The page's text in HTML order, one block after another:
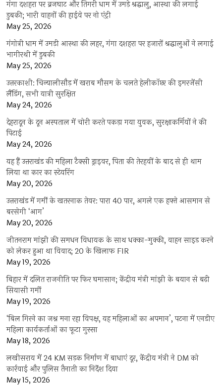
गंगा दशहरा पर ब्रजघाट और तिगरी धाम में उमड़े श्रद्धालु, आस्था की लगाई
डुबकी; भारी वाहनों की हाईवे पर नो एंट्री
May 25, 2026
गंगोत्री धाम में उमड़ी आस्था की लहर, गंगा दशहरा पर हजारों श्रद्धालुओं ने लगाई
भागीरथी में डुबकी
May 25, 2026
उत्तरकाशी: चिन्यालीसौड़ में खराब मौसम के चलते हेलीकॉप्टर की इमरजेंसी
लैंडिंग, सभी यात्री सुरक्षित
May 24, 2026
देहरादून के दून अस्पताल में चोरी करते पकड़ा गया युवक, सुरक्षाकर्मियों ने की
पिटाई
May 24, 2026
यह हैं उत्तराखंड की महिला टैक्सी ड्राइवर, पिता की तेरहवीं के बाद से ही थाम
लिया था कार का स्टेयरिंग
May 20, 2026
उत्तराखंड में गर्मी के खतरनाक तेवर: पारा 40 पार, अगले एक हफ्ते आसमान से
बरसेगी ‘आग’
May 20, 2026
जीतनराम मांझी की समधन विधायक के साथ धक्का-मुक्की, वाहन साइड करने
को लेकर हुआ था विवाद; 20 के खिलाफ FIR
May 19, 2026
बिहार में दलित राजनीति पर फिर घमासान; केंद्रीय मंत्री मांझी के बयान से बढ़ी
सियासी गर्मी
May 19, 2026
‘बिल गिरने का जश्न मना रहा विपक्ष, यह महिलाओं का अपमान’, पटना में एनडीए
महिला कार्यकर्ताओं का फूटा गुस्सा
May 18, 2026
लखीसराय में 24 KM सड़क निर्माण में बाधाएं दूर, केंद्रीय मंत्री ने DM को
कार्रवाई और पुलिस तैनाती का निर्देश दिया
May 15, 2026